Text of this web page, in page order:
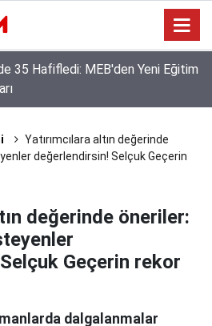
Özel Nakil Dönemi Rehberi: İş
Dikkat Noktaları
Yatırımcılara altın değerinde
değerlendirsin! Selçuk Geçerin
değerinde öneriler:
Geçerin rekor
dalgalanmalar